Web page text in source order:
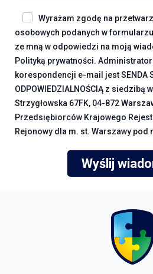
Wyrażam zgodę na
osobowych podanych w
ze mną w odpowiedzi na moją
Polityką prywatności.
korespondencji e-mail jest SENDA
ODPOWIEDZIALNOŚCIĄ z siedzibą
Strzygłowska 67FK, 04-872
Przedsiębiorców Krajowego
Rejonowy dla m. st. Warszawy pod
Wyślij